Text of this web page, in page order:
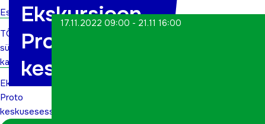
Esileht
TÕN
sündmuste
kalender
Ekskursioon
Proto
keskusesesse
Ekskursioon
Proto
keskusesesse
17.11.2022 09:00 - 21.11 16:00